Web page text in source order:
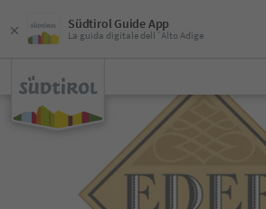
Südtirol Guide App
La guida digitale dell´Alto Adige